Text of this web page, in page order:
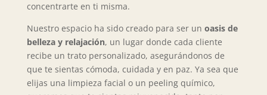
concentrarte en ti misma.
Nuestro espacio ha sido creado para ser un oasis de
belleza y relajación, un lugar donde cada cliente
recibe un trato personalizado, asegurándonos de
que te sientas cómoda, cuidada y en paz. Ya sea que
elijas una limpieza facial o un peeling químico,